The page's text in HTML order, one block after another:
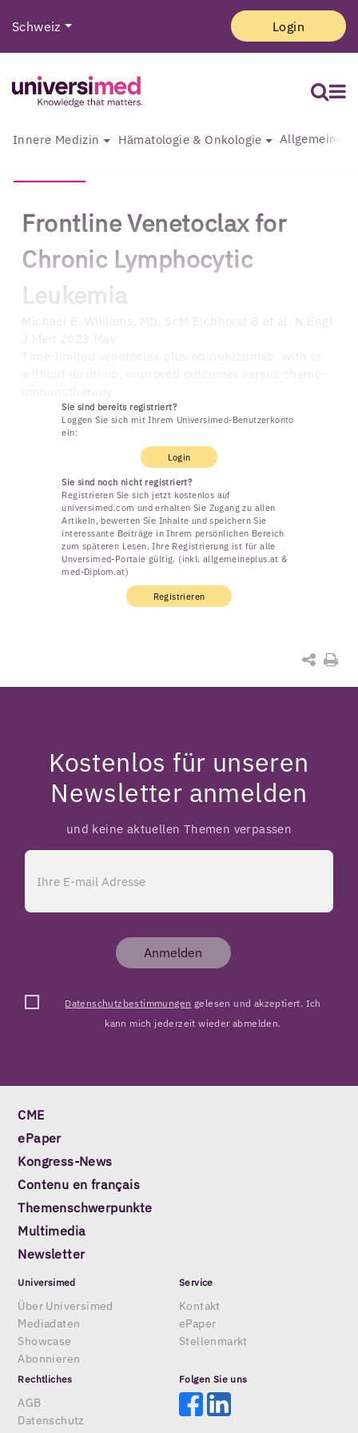
Schweiz Login
Innere Medizin Hämatologie & Onkologie Allgemeine
Frontline Venetoclax for
Chronic Lymphocytic
Leukemia
Sie sind bereits registriert?
Loggen Sie sich mit Ihrem Universimed-Benutzerkonto
ein:
Login
Sie sind noch nicht registriert?
Registrieren Sie sich jetzt kostenlos auf
universimed.com und erhalten Sie Zugang zu allen
Artikeln, bewerten Sie Inhalte und speichern Sie
interessante Beiträge in Ihrem persönlichen Bereich
zum späteren Lesen. Ihre Registrierung ist für alle
Unversimed-Portale gültig. (inkl. allgemeineplus.at &
med-Diplom.at)
Registrieren
Kostenlos für unseren
Newsletter anmelden
und keine aktuellen Themen verpassen
Anmelden
Datenschutzbestimmungen gelesen und akzeptiert. Ich
kann mich jederzeit wieder abmelden.
CME
ePaper
Kongress-News
Contenu en français
Themenschwerpunkte
Multimedia
Newsletter
Universimed
Über Universimed
Mediadaten
Showcase
Abonnieren
Service
Kontakt
ePaper
Stellenmarkt
Rechtliches
AGB
Datenschutz
Folgen Sie uns